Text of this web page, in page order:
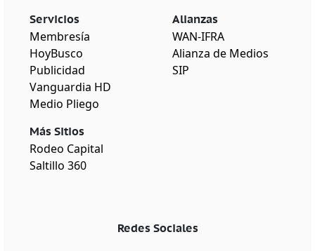
Servicios
Membresía
HoyBusco
Publicidad
Vanguardia HD
Medio Pliego
Más Sitios
Rodeo Capital
Saltillo 360
Alianzas
WAN-IFRA
Alianza de Medios
SIP
Redes Sociales